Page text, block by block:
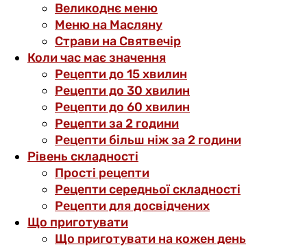
Великоднє меню
Меню на Масляну
Страви на Святвечір
Коли час має значення
Рецепти до 15 хвилин
Рецепти до 30 хвилин
Рецепти до 60 хвилин
Рецепти за 2 години
Рецепти більш ніж за 2 години
Рівень складності
Прості рецепти
Рецепти середньої складності
Рецепти для досвідчених
Що приготувати
Що приготувати на кожен день